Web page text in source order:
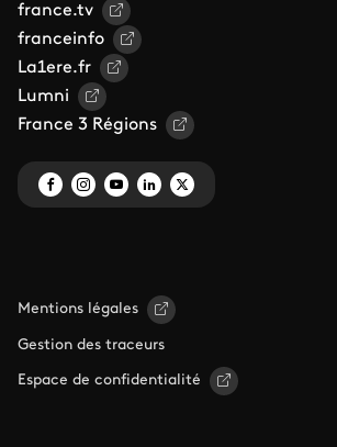
france.tv
franceinfo
La1ere.fr
Lumni
France 3 Régions
Mentions légales
Gestion des traceurs
Espace de confidentialité